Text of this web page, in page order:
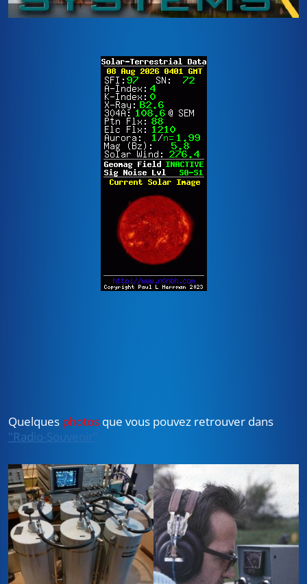
Quelques photosque vous pouvez retrouver dans
"Radio-Souvenir"